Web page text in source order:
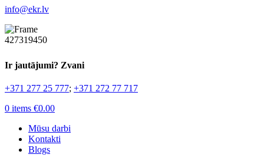
info@ekr.lv
Ir jautājumi? Zvani
+371 277 25 777; +371 272 77 717
0 items €0.00
Mūsu darbi
Kontakti
Blogs